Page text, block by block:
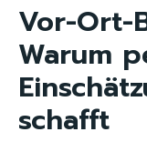
Vor-Ort-
Warum
schafft